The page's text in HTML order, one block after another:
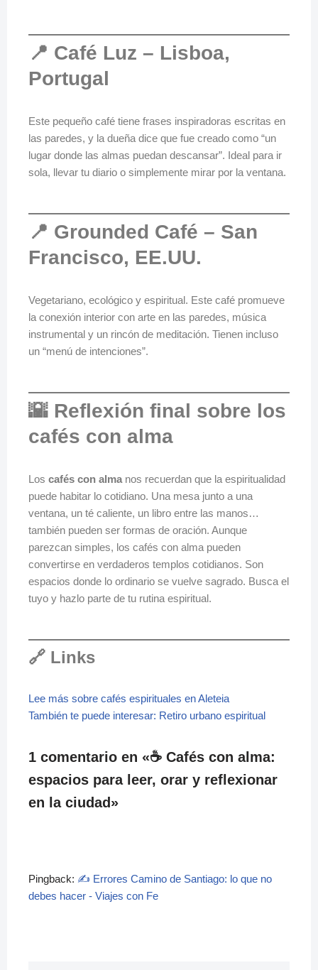
📍 Café Luz – Lisboa,
Portugal
Este pequeño café tiene frases inspiradoras escritas en
las paredes, y la dueña dice que fue creado como “un
lugar donde las almas puedan descansar”. Ideal para ir
sola, llevar tu diario o simplemente mirar por la ventana.
📍 Grounded Café – San
Francisco, EE.UU.
Vegetariano, ecológico y espiritual. Este café promueve
la conexión interior con arte en las paredes, música
instrumental y un rincón de meditación. Tienen incluso
un “menú de intenciones”.
🌇 Reflexión final sobre los
cafés con alma
Los cafés con alma nos recuerdan que la espiritualidad
puede habitar lo cotidiano. Una mesa junto a una
ventana, un té caliente, un libro entre las manos…
también pueden ser formas de oración. Aunque
parezcan simples, los cafés con alma pueden
convertirse en verdaderos templos cotidianos. Son
espacios donde lo ordinario se vuelve sagrado. Busca el
tuyo y hazlo parte de tu rutina espiritual.
🔗 Links
Lee más sobre cafés espirituales en Aleteia
También te puede interesar: Retiro urbano espiritual
1 comentario en «☕ Cafés con alma:
espacios para leer, orar y reflexionar
en la ciudad»
Pingback: ✍️ Errores Camino de Santiago: lo que no
debes hacer - Viajes con Fe